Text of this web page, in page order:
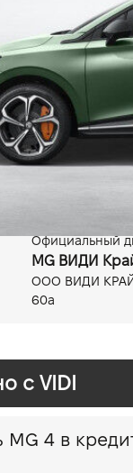
64 кВт*ч
Официальный
MG ВИДИ
ООО ВИДИ КРАЙ
60а
c VIDI
Купить MG 4 в